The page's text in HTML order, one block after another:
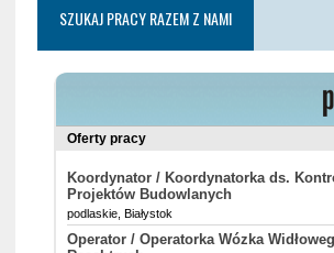
SZUKAJ PRACY RAZEM Z NAMI